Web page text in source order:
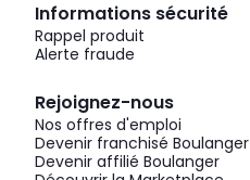
Informations sécurité
Rappel produit
Alerte fraude
Rejoignez-nous
Nos offres d'emploi
Devenir franchisé Boulanger
Devenir affilié Boulanger